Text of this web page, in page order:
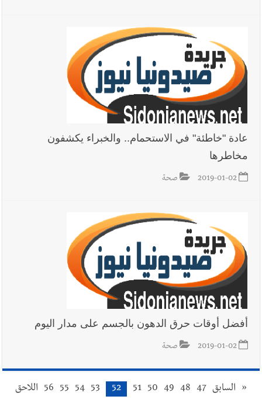
عادة "خاطئة" في الاستحمام.. والخبراء يكشفون
مخاطرها
2019-01-02 صحة
أفضل أوقات حرق الدهون بالجسم على مدار اليوم
2019-01-02 صحة
« السابق 47
48
49
50
51
52
53
54
55
56 اللاحق